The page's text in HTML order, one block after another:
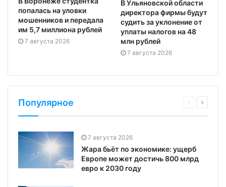
попалась на уловки
мошенников и передала
им 5,7 миллиона рублей
7 августа 2026
В Ульяновской области
директора фирмы будут
судить за уклонение от
уплаты налогов на 48
млн рублей
7 августа 2026
Популярное
7 августа 2026
Жара бьёт по экономике: ущерб
Европе может достичь 800 млрд
евро к 2030 году